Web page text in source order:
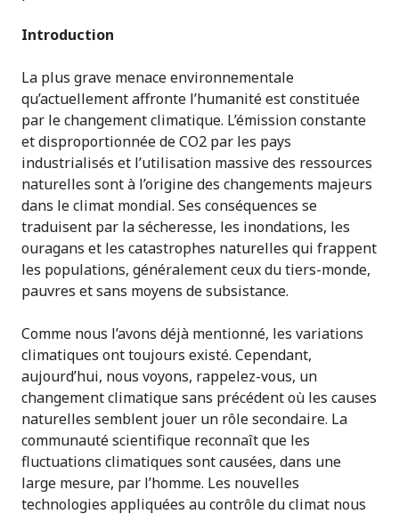
Introduction
La plus grave menace environnementale
qu’actuellement affronte l’humanité est constituée
par le changement climatique. L’émission constante
et disproportionnée de CO2 par les pays
industrialisés et l’utilisation massive des ressources
naturelles sont à l’origine des changements majeurs
dans le climat mondial. Ses conséquences se
traduisent par la sécheresse, les inondations, les
ouragans et les catastrophes naturelles qui frappent
les populations, généralement ceux du tiers-monde,
pauvres et sans moyens de subsistance.
Comme nous l’avons déjà mentionné, les variations
climatiques ont toujours existé. Cependant,
aujourd’hui, nous voyons, rappelez-vous, un
changement climatique sans précédent où les causes
naturelles semblent jouer un rôle secondaire. La
communauté scientifique reconnaît que les
fluctuations climatiques sont causées, dans une
large mesure, par l’homme. Les nouvelles
technologies appliquées au contrôle du climat nous